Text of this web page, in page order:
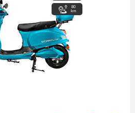
80
km